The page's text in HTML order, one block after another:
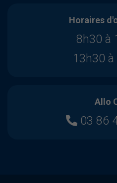
Horaires
8h30 à
13h30
Allo
03 86